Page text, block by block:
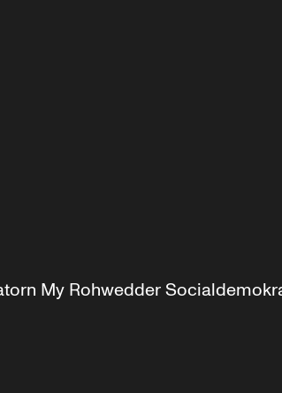
My Rohwedder